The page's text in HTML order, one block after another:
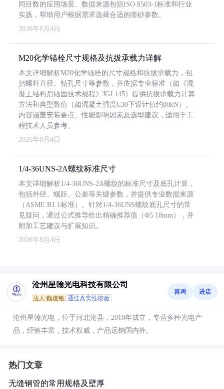
同目数的应用场景。数据来源包括ISO 8503-1标准和行业
实践，帮助用户根据需求选择合适的喷砂参数。
2026年8月4日
M20化学锚栓尺寸规格及抗拔承载力详解
本文详细解析M20化学锚栓的尺寸规格和抗拔承载力，包
括螺杆直径、钻孔尺寸等参数，并依据专业标准（如《混
凝土结构后锚固技术规程》JGJ 145）提供抗拔承载力计算
方法和典型数值（如混凝土强度C30下设计值约80kN）。
内容涵盖安装要点、性能影响因素及选型建议，适用于工
程技术人员参考。
2026年8月4日
1/4-36UNS-2A螺纹标准尺寸
本文详细解析1/4-36UNS-2A螺纹的标准尺寸及底孔计算，
包括外径、螺距、公差等关键参数，并提供专业数据来源
（ASME B1.1标准）。针对1/4-36UNS螺纹底孔尺寸的常
见疑问，通过公式推导给出精确推荐值（Φ5.18mm），并
附加工艺建议与扩展知识。
2026年8月4日
沧州星翰光电科技有限公司
法人:魏俊敏 通过真实性核验
咨询 进店
沧州星翰光电，位于河北沧县，2018年成立，专营多种光电产
品，经验丰富，技术权威，产品远销国内外。
热门文章
无缝钢管的常用规格及壁厚